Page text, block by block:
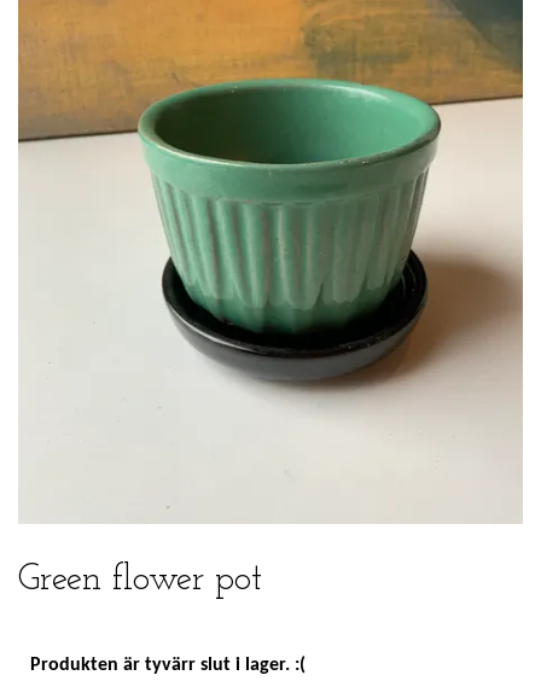
Green flower pot
Produkten är tyvärr slut i lager. :(